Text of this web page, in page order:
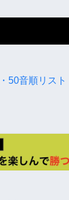
50音順リスト